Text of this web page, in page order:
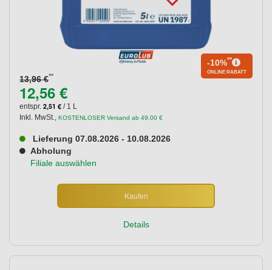
13,96 €**
-10%**
ONLINE RABATT
12,56 €
entspr. 2,51 € / 1 L
Inkl. MwSt.
KOSTENLOSER Versand ab 49,00 €
Lieferung 07.08.2026 - 10.08.2026
Abholung
Filiale auswählen
Kaufen
Details